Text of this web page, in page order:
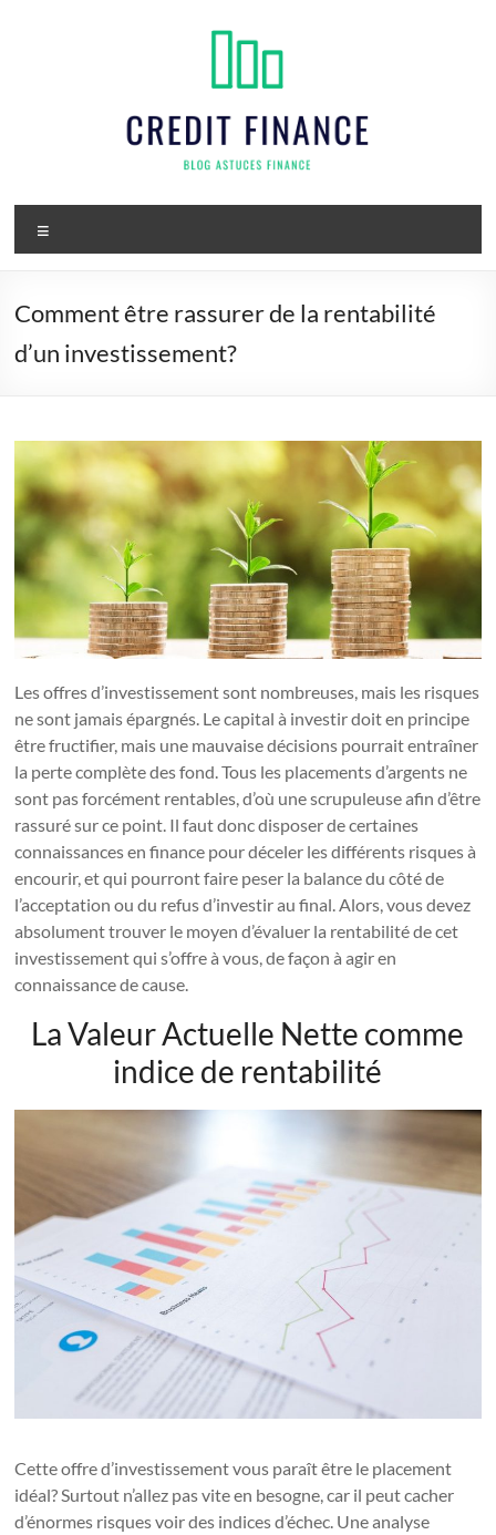
Credit
finance
Comment être rassurer de la rentabilité
d’un investissement?
Les offres d’investissement sont nombreuses, mais les risques
ne sont jamais épargnés. Le capital à investir doit en principe
être fructifier, mais une mauvaise décisions pourrait entraîner
la perte complète des fond. Tous les placements d’argents ne
sont pas forcément rentables, d’où une scrupuleuse afin d’être
rassuré sur ce point. Il faut donc disposer de certaines
connaissances en finance pour déceler les différents risques à
encourir, et qui pourront faire peser la balance du côté de
l’acceptation ou du refus d’investir au final. Alors, vous devez
absolument trouver le moyen d’évaluer la rentabilité de cet
investissement qui s’offre à vous, de façon à agir en
connaissance de cause.
La Valeur Actuelle Nette comme
indice de rentabilité
Cette offre d’investissement vous paraît être le placement
idéal? Surtout n’allez pas vite en besogne, car il peut cacher
d’énormes risques voir des indices d’échec. Une analyse